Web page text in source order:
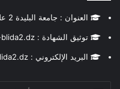
العنوان : جامعة البليدة 2 علي لونيسي - البليدة - الجزائر
توثيق الشهادة : authentification.certificat@univ-blida2.dz
البريد الإلكتروني : webmaster@univ-blida2.dz